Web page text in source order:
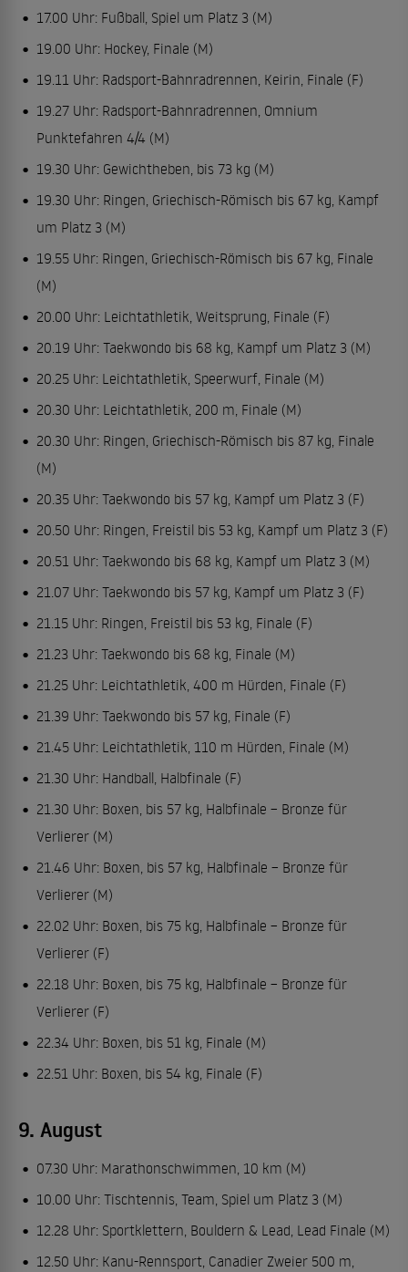
17.00 Uhr: Fußball, Spiel um Platz 3 (M)
19.00 Uhr: Hockey, Finale (M)
19.11 Uhr: Radsport-Bahnradrennen, Keirin, Finale (F)
19.27 Uhr: Radsport-Bahnradrennen, Omnium
Punktefahren 4/4 (M)
19.30 Uhr: Gewichtheben, bis 73 kg (M)
19.30 Uhr: Ringen, Griechisch-Römisch bis 67 kg, Kampf
um Platz 3 (M)
19.55 Uhr: Ringen, Griechisch-Römisch bis 67 kg, Finale
(M)
20.00 Uhr: Leichtathletik, Weitsprung, Finale (F)
20.19 Uhr: Taekwondo bis 68 kg, Kampf um Platz 3 (M)
20.25 Uhr: Leichtathletik, Speerwurf, Finale (M)
20.30 Uhr: Leichtathletik, 200 m, Finale (M)
20.30 Uhr: Ringen, Griechisch-Römisch bis 87 kg, Finale
(M)
20.35 Uhr: Taekwondo bis 57 kg, Kampf um Platz 3 (F)
20.50 Uhr: Ringen, Freistil bis 53 kg, Kampf um Platz 3 (F)
20.51 Uhr: Taekwondo bis 68 kg, Kampf um Platz 3 (M)
21.07 Uhr: Taekwondo bis 57 kg, Kampf um Platz 3 (F)
21.15 Uhr: Ringen, Freistil bis 53 kg, Finale (F)
21.23 Uhr: Taekwondo bis 68 kg, Finale (M)
21.25 Uhr: Leichtathletik, 400 m Hürden, Finale (F)
21.39 Uhr: Taekwondo bis 57 kg, Finale (F)
21.45 Uhr: Leichtathletik, 110 m Hürden, Finale (M)
21.30 Uhr: Handball, Halbfinale (F)
21.30 Uhr: Boxen, bis 57 kg, Halbfinale – Bronze für
Verlierer (M)
21.46 Uhr: Boxen, bis 57 kg, Halbfinale – Bronze für
Verlierer (M)
22.02 Uhr: Boxen, bis 75 kg, Halbfinale – Bronze für
Verlierer (F)
22.18 Uhr: Boxen, bis 75 kg, Halbfinale – Bronze für
Verlierer (F)
22.34 Uhr: Boxen, bis 51 kg, Finale (M)
22.51 Uhr: Boxen, bis 54 kg, Finale (F)
9. August
07.30 Uhr: Marathonschwimmen, 10 km (M)
10.00 Uhr: Tischtennis, Team, Spiel um Platz 3 (M)
12.28 Uhr: Sportklettern, Bouldern & Lead, Lead Finale (M)
12.50 Uhr: Kanu-Rennsport, Canadier Zweier 500 m,